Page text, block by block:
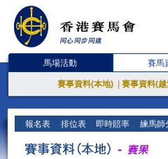
馬場活動 賽馬
賽事資料(本地) 賽事資料(
報名表 排位表 即時賠率 練馬師